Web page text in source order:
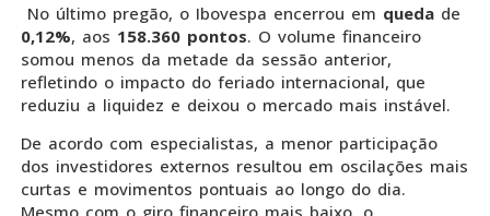
No último pregão, o Ibovespa encerrou em queda de
0,12%, aos 158.360 pontos. O volume financeiro
somou menos da metade da sessão anterior,
refletindo o impacto do feriado internacional, que
reduziu a liquidez e deixou o mercado mais instável.
De acordo com especialistas, a menor participação
dos investidores externos resultou em oscilações mais
curtas e movimentos pontuais ao longo do dia.